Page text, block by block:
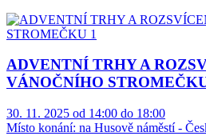
ADVENTNÍ TRHY A
VÁNOČNÍHO
30. 11. 2025 od 14:00 do 18:00
Místo konání: na Husově náměstí -